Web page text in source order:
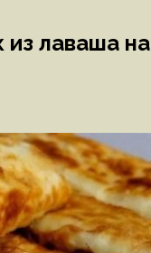
из лаваша на